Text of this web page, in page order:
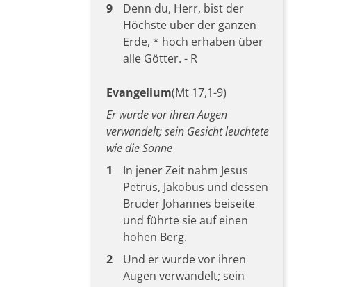
9
Denn du, Herr, bist der
Höchste über der ganzen
Erde, * hoch erhaben über
alle Götter. - R
Evangelium(Mt 17,1-9)
Er wurde vor ihren Augen
verwandelt; sein Gesicht leuchtete
wie die Sonne
1
In jener Zeit nahm Jesus
Petrus, Jakobus und dessen
Bruder Johannes beiseite
und führte sie auf einen
hohen Berg.
2
Und er wurde vor ihren
Augen verwandelt; sein